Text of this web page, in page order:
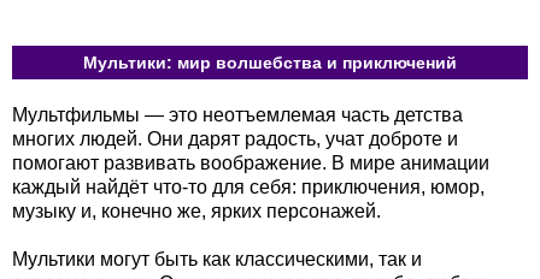
Мультики: мир волшебства и приключений
Мультфильмы — это неотъемлемая часть детства
многих людей. Они дарят радость, учат доброте и
помогают развивать воображение. В мире анимации
каждый найдёт что-то для себя: приключения, юмор,
музыку и, конечно же, ярких персонажей.
Мультики могут быть как классическими, так и